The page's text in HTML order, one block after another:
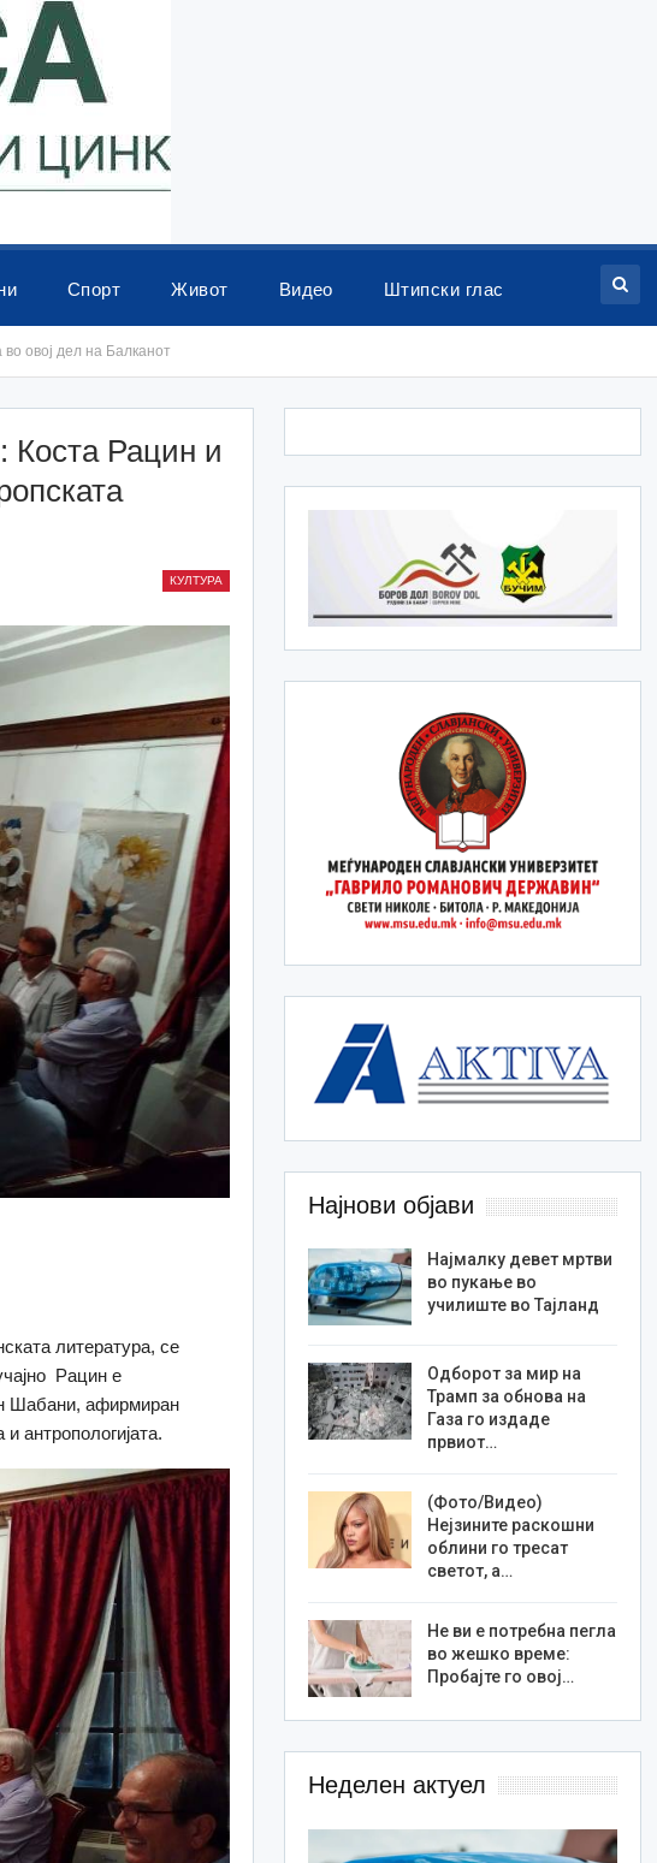
Спорт Живот Видео Штипски глас
овој дел на Балканот
Коста Рацин и
КУЛТУРА
литература, се
Рацин е
Шабани, афирмиран
антропологијата.
Најнови објави
Најмалку девет мртви
во пукање во
училиште во Тајланд
Одборот за мир на
Трамп за обнова на
Газа го издаде
првиот…
(Фото/Видео)
Нејзините раскошни
облини го тресат
светот, а…
Не ви е потребна пегла
во жешко време:
Пробајте го овој…
Неделен актуел